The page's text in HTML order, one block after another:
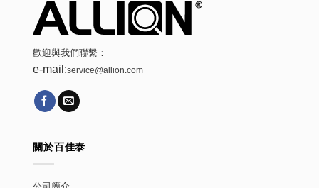
歡迎與我們聯繫：
e-mail:service@allion.com
關於百佳泰